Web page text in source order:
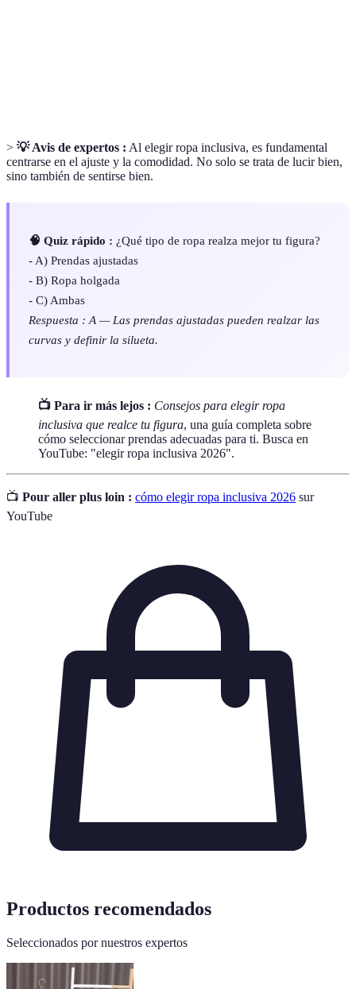
> 💡 Avis de expertos : Al elegir ropa inclusiva, es fundamental
centrarse en el ajuste y la comodidad. No solo se trata de lucir bien,
sino también de sentirse bien.
🧠 Quiz rápido : ¿Qué tipo de ropa realza mejor tu figura?
- A) Prendas ajustadas
- B) Ropa holgada
- C) Ambas
Respuesta : A — Las prendas ajustadas pueden realzar las
curvas y definir la silueta.
📺 Para ir más lejos : Consejos para elegir ropa
inclusiva que realce tu figura, una guía completa sobre
cómo seleccionar prendas adecuadas para ti. Busca en
YouTube: "elegir ropa inclusiva 2026".
📺 Pour aller plus loin : cómo elegir ropa inclusiva 2026 sur
YouTube
Productos recomendados
Seleccionados por nuestros expertos